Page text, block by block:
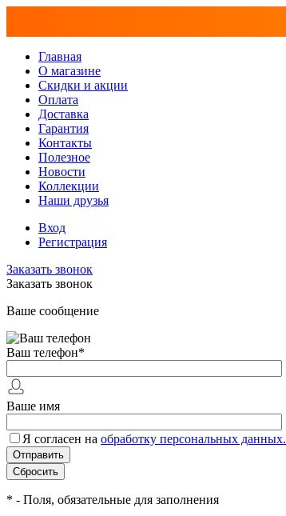
Главная
О магазине
Скидки и акции
Оплата
Доставка
Гарантия
Контакты
Полезное
Новости
Коллекции
Наши друзья
Вход
Регистрация
Заказать звонок
Заказать звонок
Ваше сообщение
Ваш телефон*
Ваше имя
Я согласен на обработку персональных данных.
* - Поля, обязательные для заполнения